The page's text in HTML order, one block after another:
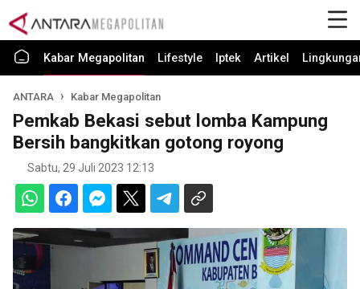
Kabar Megapolitan Lifestyle Iptek Artikel
ANTARA Kabar Megapolitan
Pemkab Bekasi sebut lomba Kampung
Bersih bangkitkan gotong royong
Sabtu, 29 Juli 2023 12:13